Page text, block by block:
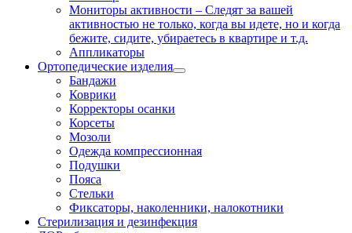
Мониторы активности – Следят за вашей
активностью не только, когда вы идете, но и когда
бежите, сидите, убираетесь в квартире и т.д.
Аппликаторы
Ортопедические изделия
Бандажи
Коврики
Корректоры осанки
Корсеты
Мозоли
Одежда компрессионная
Подушки
Пояса
Стельки
Фиксаторы, наколенники, налокотники
Стерилизация и дезинфекция